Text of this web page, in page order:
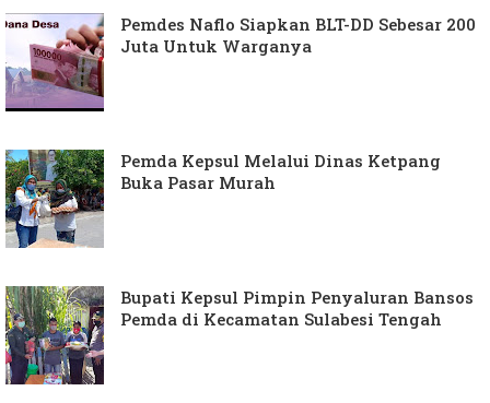
Pemdes Naflo Siapkan BLT-DD Sebesar 200
Juta Untuk Warganya
Pemda Kepsul Melalui Dinas Ketpang
Buka Pasar Murah
Bupati Kepsul Pimpin Penyaluran Bansos
Pemda di Kecamatan Sulabesi Tengah